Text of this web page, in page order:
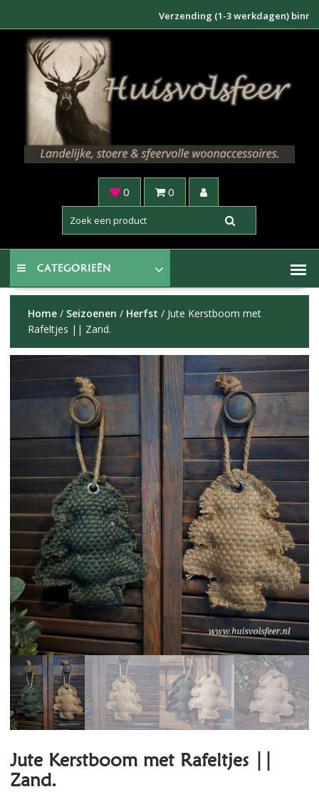
inhoud
Verzending (1-3 werkdagen) binnen
0 0
CATEGORIEËN
Home/ Seizoenen / Herfst / Jute Kerstboom met
Rafeltjes || Zand.
Jute Kerstboom met Rafeltjes ||
Zand.